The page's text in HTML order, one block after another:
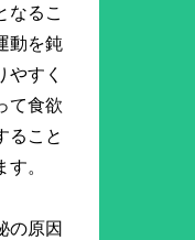
なるこ
動を鈍
やすく
て食欲
ること
。
の原因